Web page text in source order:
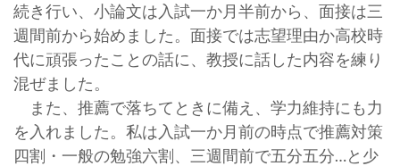
続き行い、小論文は入試一か月半前から、面接は三
週間前から始めました。面接では志望理由か高校時
代に頑張ったことの話に、教授に話した内容を練り
混ぜました。
また、推薦で落ちてときに備え、学力維持にも力
を入れました。私は入試一か月前の時点で推薦対策
四割・一般の勉強六割、三週間前で五分五分…と少